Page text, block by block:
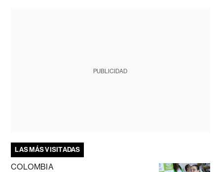
PUBLICIDAD
LAS MÁS VISITADAS
COLOMBIA